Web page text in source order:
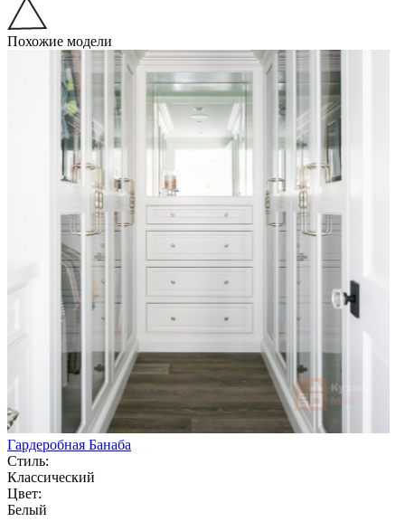
Похожие модели
Гардеробная Банаба
Стиль:
Классический
Цвет:
Белый